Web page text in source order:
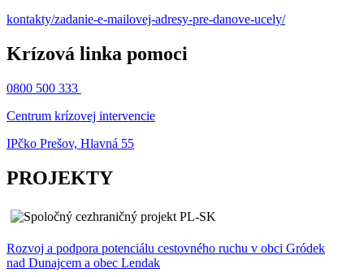
kontakty/zadanie-e-mailovej-adresy-pre-danove-ucely/
Krízová linka pomoci
0800 500 333
Centrum krízovej intervencie
IPčko Prešov, Hlavná 55
PROJEKTY
Rozvoj a podpora potenciálu cestovného ruchu v obci Gródek
nad Dunajcem a obec Lendak